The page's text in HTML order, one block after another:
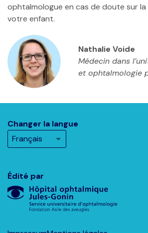
ophtalmologue en cas de doute sur la
votre enfant.
Nathalie Voide
Médecin dans
et ophtalmologie
Édité par
Changer la langue